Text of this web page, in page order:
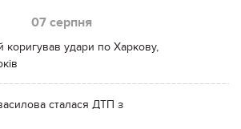
07 серпня
коригував удари по Харкову,
сталася ДТП з